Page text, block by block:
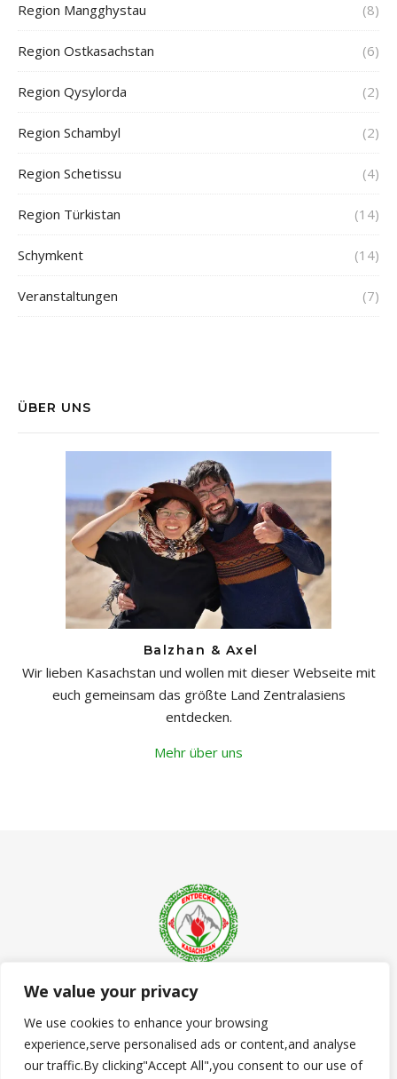
We value your privacy
We use cookies to enhance your browsing
experience,serve personalised ads or content,and analyse
our traffic.By clicking"Accept All",you consent to our use of
Region Mangghystau (8)
Region Ostkasachstan (6)
Region Qysylorda (2)
Region Schambyl (2)
Region Schetissu (4)
Region Türkistan (14)
Schymkent (14)
Veranstaltungen (7)
ÜBER UNS
Balzhan & Axel
Wir lieben Kasachstan und wollen mit dieser Webseite mit
euch gemeinsam das größte Land Zentralasiens
entdecken.
Mehr über uns
Bard Theme vonWP Royal
Datenschutzerklärung
Kontakt Impressum